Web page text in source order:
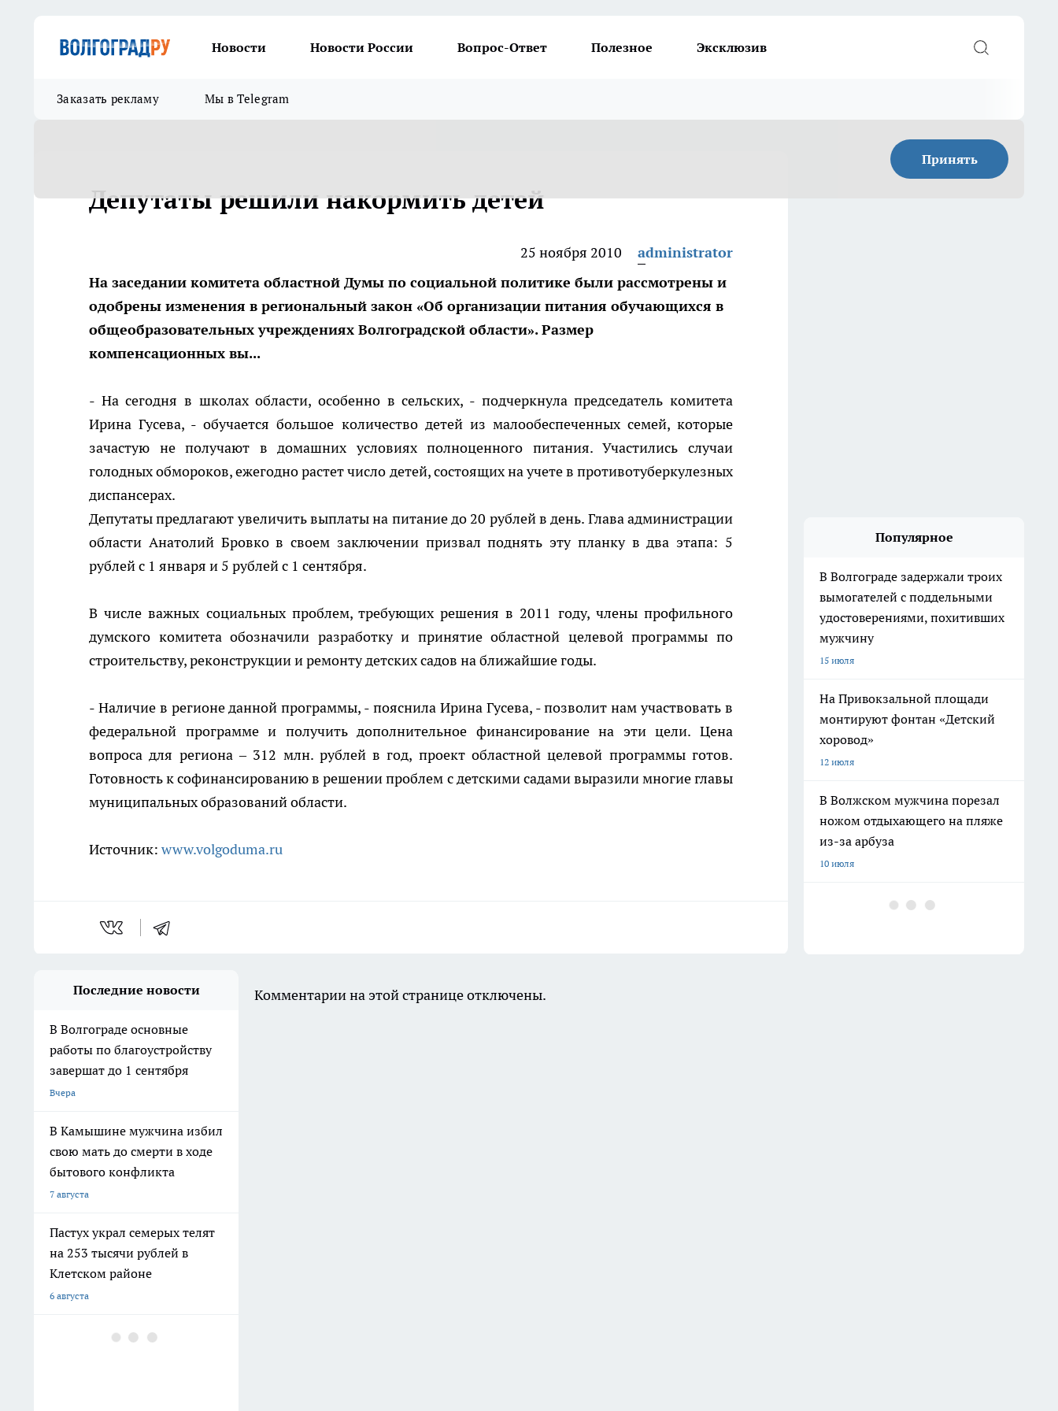
Новости Новости России Вопрос-Ответ Полезное Эксклюзив
Заказать рекламу Мы в Telegram
Принять
Депутаты решили накормить детей
25 ноября 2010
administrator
На заседании комитета областной Думы по социальной политике были рассмотрены и
одобрены изменения в региональный закон «Об организации питания обучающихся в
общеобразовательных учреждениях Волгоградской области». Размер
компенсационных вы...
- На сегодня в школах области, особенно в сельских, - подчеркнула председатель комитета
Ирина Гусева, - обучается большое количество детей из малообеспеченных семей, которые
зачастую не получают в домашних условиях полноценного питания. Участились случаи
голодных обмороков, ежегодно растет число детей, состоящих на учете в противотуберкулезных
диспансерах.
Депутаты предлагают увеличить выплаты на питание до 20 рублей в день. Глава администрации
области Анатолий Бровко в своем заключении призвал поднять эту планку в два этапа: 5
рублей с 1 января и 5 рублей с 1 сентября.
В числе важных социальных проблем, требующих решения в 2011 году, члены профильного
думского комитета обозначили разработку и принятие областной целевой программы по
строительству, реконструкции и ремонту детских садов на ближайшие годы.
- Наличие в регионе данной программы, - пояснила Ирина Гусева, - позволит нам участвовать в
федеральной программе и получить дополнительное финансирование на эти цели. Цена
вопроса для региона – 312 млн. рублей в год, проект областной целевой программы готов.
Готовность к софинансированию в решении проблем с детскими садами выразили многие главы
муниципальных образований области.
Источник: www.volgoduma.ru
Популярное
В Волгограде задержали троих
вымогателей с поддельными
удостоверениями, похитивших
мужчину
15 июля
На Привокзальной площади
монтируют фонтан «Детский
хоровод»
12 июля
В Волжском мужчина порезал
ножом отдыхающего на пляже
из-за арбуза
10 июля
Последние новости
В Волгограде основные
работы по благоустройству
завершат до 1 сентября
Вчера
В Камышине мужчина избил
свою мать до смерти в ходе
бытового конфликта
7 августа
Пастух украл семерых телят
на 253 тысячи рублей в
Клетском районе
6 августа
В Дзержинском районе
Комментарии на этой странице отключены.